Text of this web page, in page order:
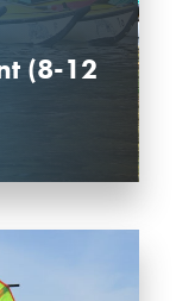
(8-12